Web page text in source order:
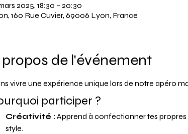
2025, 18:30 – 20:30
160 Rue Cuvier, 69006 Lyon, France
propos de l'événement
vivre une expérience unique lors de notre apéro
participer ?
Créativité : Apprend à confectionner tes propres
style.